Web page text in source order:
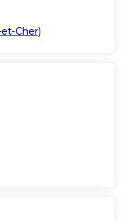
Cher)